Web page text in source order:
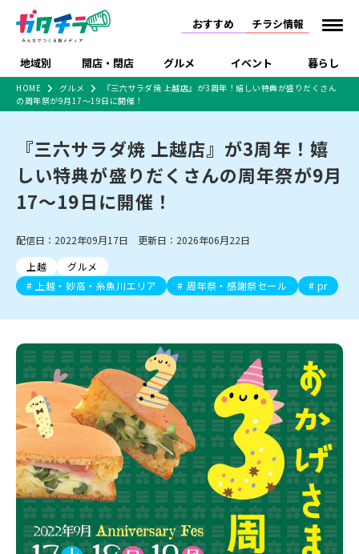
おすすめ チラシ情報
地域別 開店・閉店 グルメ イベント 暮らし
新潟市 下越
中越
佐渡
新潟市中央区 新潟市東区 新潟市西区
新潟市北区
新潟市南区
新潟市江南区 新潟市秋葉区
新潟市西蒲区
村上・関川
新発田・聖籠
胎内・粟島
三条・加茂・田上
五泉・阿賀野・阿賀
燕・弥彦
長岡・見附
小千谷・十日町・津南
魚沼・南魚沼・湯沢
柏崎・刈羽・出雲崎
上越・妙高・糸魚川
開店 閉店
リニューアル・移転 休業
新潟市・開店
新潟市・閉店
長岡市・開店
長岡市・閉店
ラーメン・開店
ラーメン・閉店
ラーメン 現地レポート
和食
スイーツ ランチ
ご当地グルメ 食べ歩き テイクアウト
季節・期間限定
カフェ
居酒屋・バー 焼肉
パスタ
パン・ベーカリー
タレカツ・豚カツ
デカ盛り・大盛り
旨辛・激辛
定食・町定食 海鮮・鮨
そば・うどん
日本酒・新潟清酒
ワイン・クラフトビール
ケーキ・パフェ
ビアガーデン・暑気払い
忘新年会・歓送迎会
体験・販売 祭り・伝統行事
趣味・展示会
スポーツ
酒月
セミナー・講演会 子ども向け 花火大会
入場無料
住宅展示場
完成見学会 学生スポーツ アルビレックス
施設・ショップ
住宅メーカー・工務
店
食品メーカー・県産
習い事・塾 アパレル・雑貨
フィットネス・ジム
観光スポット
温泉・入浴 ホテル 旅館
水族館
リラクゼーション・整体
スキー場
リユース・買取
病院・クリニック
イオンモール
ラブラ万代・ラブラ2
ビルボードプレイスBP
新潟伊勢丹
ピア万代
リバーサイド千秋
パティオPATIO
特売セール インタビュー
特集・まとめ記事
セツコママ ランキング 新潟人
キャンペーン
開店まとめ
閉店まとめ
ラーメンまとめ
飲食店まとめ
食品スーパー・コンビ
ショッピングモール・
大型施設
ドラッグストア・ホーム
センター
ファッション 生活サービス
冠婚葬祭
習い事・塾 通販・EC イベント
求人
官公庁・自治体
新潟市 チラシ
長岡・見附 チラシ
上越・妙高・糸魚川 チラシ
注目 チラシ
週末セール
火曜セール
オープン・リニューアルセール
周年祭・感謝祭セール
年末・初売りセール
HOME グルメ
『三六サラダ焼 上越店』が3周年！嬉しい特典が盛りだくさん
の周年祭が9月17～19日に開催！
『三六サラダ焼 上越店』が3周年！嬉
しい特典が盛りだくさんの周年祭が9月
17～19日に開催！
配信日：2022年09月17日 更新日：2026年06月22日
上越
グルメ
上越・妙高・糸魚川エリア
周年祭・感謝祭セール pr